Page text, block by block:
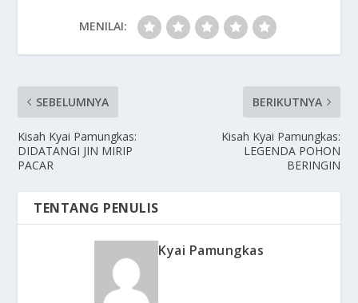
MENILAI:
SEBELUMNYA
Kisah Kyai Pamungkas:
DIDATANGI JIN MIRIP
PACAR
BERIKUTNYA
Kisah Kyai Pamungkas:
LEGENDA POHON
BERINGIN
TENTANG PENULIS
Kyai Pamungkas